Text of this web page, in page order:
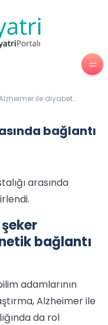
ile diyabet
bağlantı
arasında
bağlantı
adamlarının
Alzheimer ile
da rol